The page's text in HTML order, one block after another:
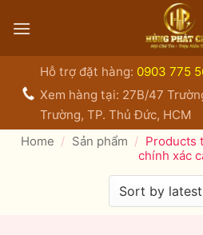
qua
Hỗ trợ đặt hàng: 0903 775
Xem hàng tại: 27B/47
Trường, TP. Thủ Đức, HCM
Home / Sản phẩm / Products
chính xác